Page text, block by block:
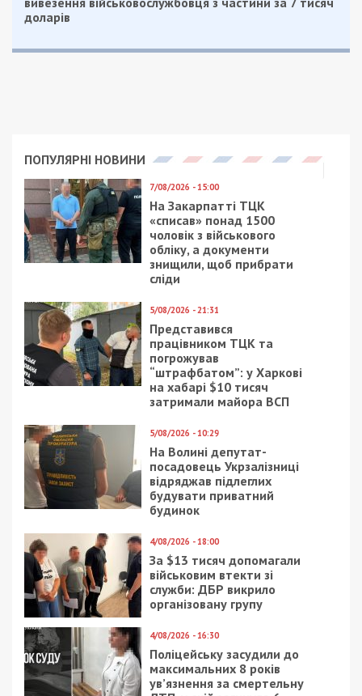
Предыдущая статья:
Днепровским юристам предлагают
бесплатно работать на Владимира
Зеленского
Следующая статья:
Стало известно, какой район в Днепре
лучший: инфографика
СУСПІЛЬСТВО
21/10/2020 - 16:30
В Днепре появились
два новых Почетных
27/11/2018 - 15:31
В Днепре
троллейбусом
Рабочую с ж/м Тополь: